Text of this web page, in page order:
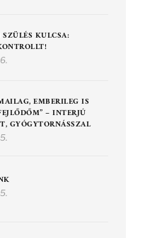
KULCSA:
EMBERILEG IS
– INTERJÚ
GYÓGYTORNÁSSZAL